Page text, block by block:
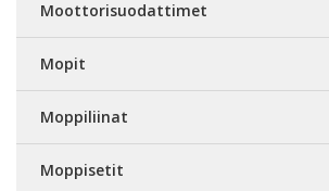
Moottorisuodattimet
Mopit
Moppiliinat
Moppisetit